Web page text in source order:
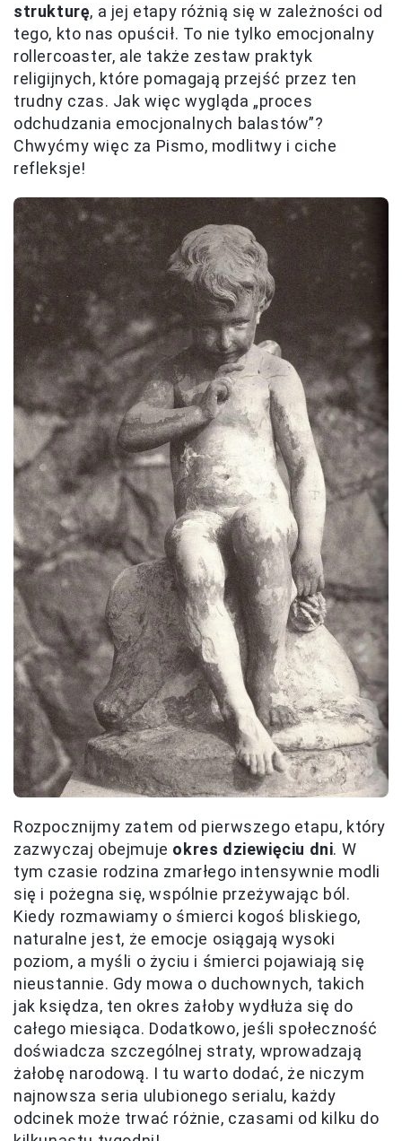
strukturę, a jej etapy różnią się w zależności od
tego, kto nas opuścił. To nie tylko emocjonalny
rollercoaster, ale także zestaw praktyk
religijnych, które pomagają przejść przez ten
trudny czas. Jak więc wygląda „proces
odchudzania emocjonalnych balastów”?
Chwyćmy więc za Pismo, modlitwy i ciche
refleksje!
Rozpocznijmy zatem od pierwszego etapu, który
zazwyczaj obejmuje okres dziewięciu dni. W
tym czasie rodzina zmarłego intensywnie modli
się i pożegna się, wspólnie przeżywając ból.
Kiedy rozmawiamy o śmierci kogoś bliskiego,
naturalne jest, że emocje osiągają wysoki
poziom, a myśli o życiu i śmierci pojawiają się
nieustannie. Gdy mowa o duchownych, takich
jak księdza, ten okres żałoby wydłuża się do
całego miesiąca. Dodatkowo, jeśli społeczność
doświadcza szczególnej straty, wprowadzają
żałobę narodową. I tu warto dodać, że niczym
najnowsza seria ulubionego serialu, każdy
odcinek może trwać różnie, czasami od kilku do